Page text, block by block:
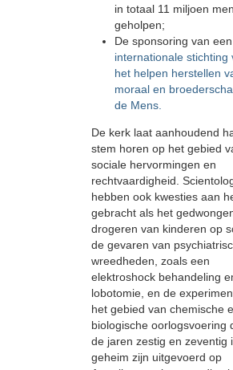
in totaal 11 miljoen
geholpen;
De sponsoring van een
internationale stichting
het helpen herstellen
moraal en
de Mens.
De kerk laat aanhoudend
stem horen op het gebied
sociale hervormingen en
rechtvaardigheid.
hebben ook kwesties aan
gebracht als het
drogeren van kinderen op
de gevaren van
wreedheden, zoals een
elektroshock behandeling
lobotomie, en de
het gebied van chemische
biologische oorlogsvoering
de jaren zestig en zeventig
geheim zijn uitgevoerd op